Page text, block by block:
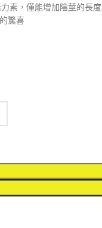
素，僅能增加陰莖的長
驚喜